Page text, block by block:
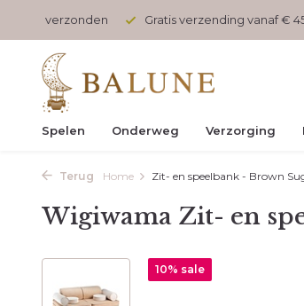
verzonden Gratis verzending vanaf €
Spelen Onderweg Verzorging
Terug Home Zit- en speelbank - Brown
Wigiwama Zit- en
10% sale